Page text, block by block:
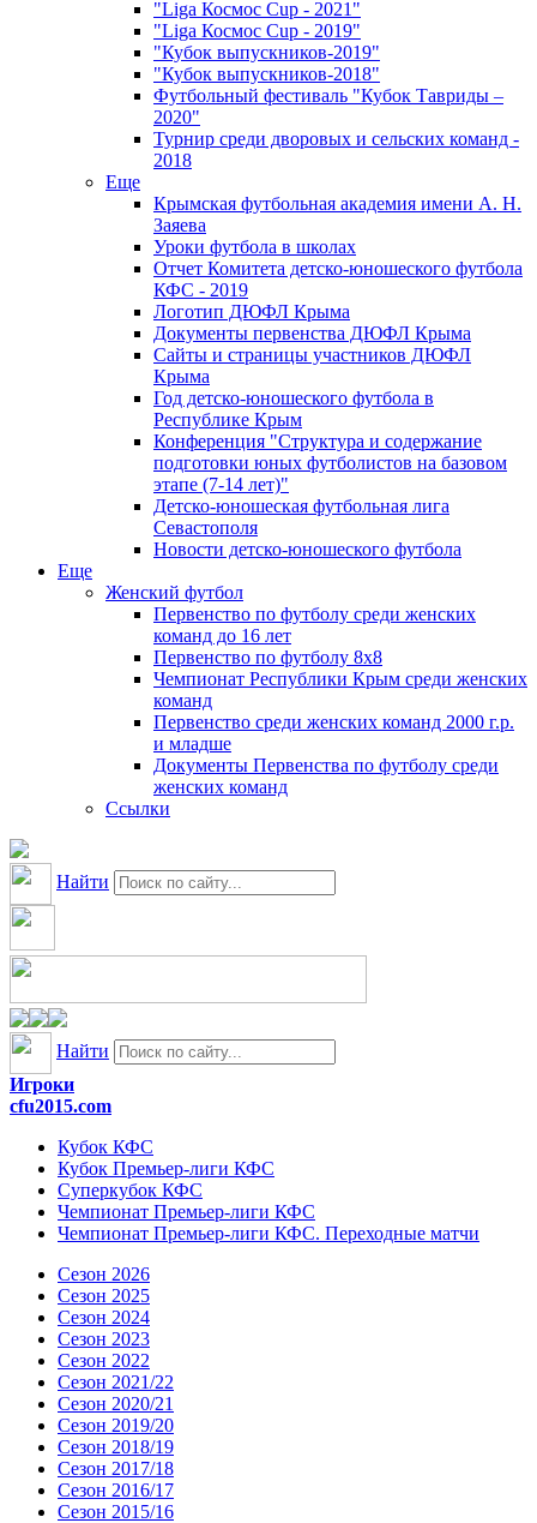
"Liga Космос Cup - 2021"
"Liga Космос Cup - 2019"
"Кубок выпускников-2019"
"Кубок выпускников-2018"
Футбольный фестиваль "Кубок Тавриды –
2020"
Турнир среди дворовых и сельских команд -
2018
Еще
Крымская футбольная академия имени А. Н.
Заяева
Уроки футбола в школах
Отчет Комитета детско-юношеского футбола
КФС - 2019
Логотип ДЮФЛ Крыма
Документы первенства ДЮФЛ Крыма
Сайты и страницы участников ДЮФЛ
Крыма
Год детско-юношеского футбола в
Республике Крым
Конференция "Структура и содержание
подготовки юных футболистов на базовом
этапе (7-14 лет)"
Детско-юношеская футбольная лига
Севастополя
Новости детско-юношеского футбола
Еще
Женский футбол
Первенство по футболу среди женских
команд до 16 лет
Первенство по футболу 8х8
Чемпионат Республики Крым среди женских
команд
Первенство среди женских команд 2000 г.р.
и младше
Документы Первенства по футболу среди
женских команд
Ссылки
Найти
Найти
Игроки
cfu2015.com
Кубок КФС
Кубок Премьер-лиги КФС
Суперкубок КФС
Чемпионат Премьер-лиги КФС
Чемпионат Премьер-лиги КФС. Переходные матчи
Сезон 2026
Сезон 2025
Сезон 2024
Сезон 2023
Сезон 2022
Сезон 2021/22
Сезон 2020/21
Сезон 2019/20
Сезон 2018/19
Сезон 2017/18
Сезон 2016/17
Сезон 2015/16